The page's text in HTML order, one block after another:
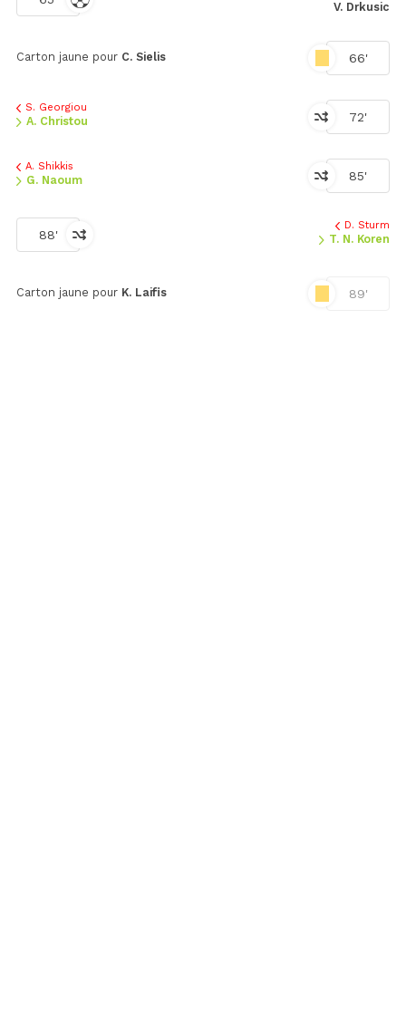
V. Drkusic
66'
Carton jaune pour C. Sielis
72'
S. Georgiou
A. Christou
85'
A. Shikkis
G. Naoum
88'
D. Sturm
T. N. Koren
89'
Carton jaune pour K. Laifis